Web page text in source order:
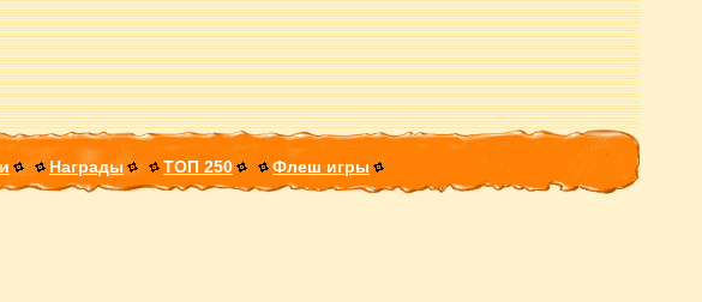
Награды ТОП 250 Флеш игры